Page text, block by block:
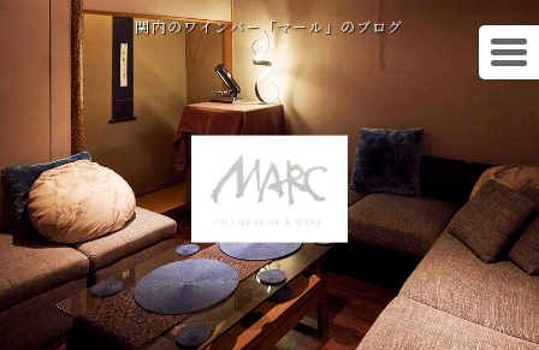
関内のワインバー「マール」のブログ